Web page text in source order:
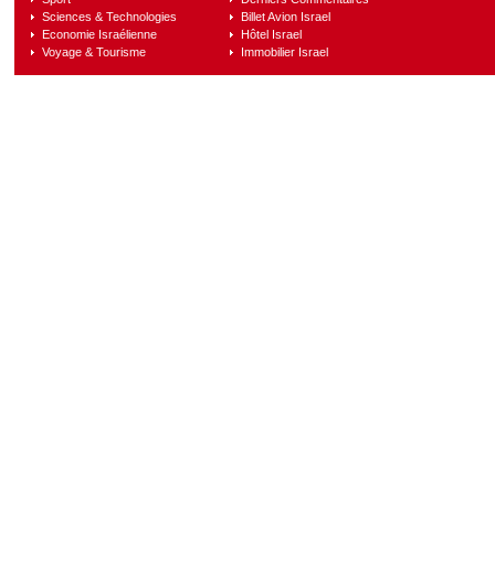
Sciences & Technologies
Economie Israélienne
Voyage & Tourisme
Billet Avion Israel
Hôtel Israel
Immobilier Israel